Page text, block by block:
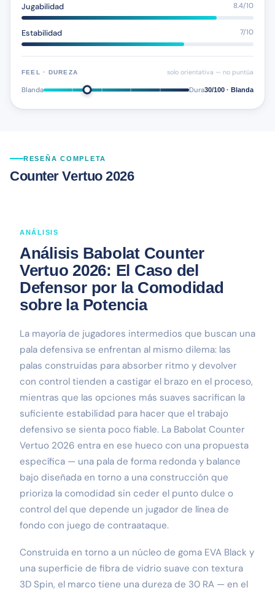
Jugabilidad 8.4/10
Estabilidad 7/10
FEEL · DUREZA solo orientativa — no puntúa
Blanda Dura30/100 · Blanda
RESEÑA COMPLETA
Counter Vertuo 2026
ANÁLISIS
Análisis Babolat Counter
Vertuo 2026: El Caso del
Defensor por la Comodidad
sobre la Potencia
La mayoría de jugadores intermedios que buscan una
pala defensiva se enfrentan al mismo dilema: las
palas construidas para absorber ritmo y devolver
con control tienden a castigar el brazo en el proceso,
mientras que las opciones más suaves sacrifican la
suficiente estabilidad para hacer que el trabajo
defensivo se sienta poco fiable. La Babolat Counter
Vertuo 2026 entra en ese hueco con una propuesta
específica — una pala de forma redonda y balance
bajo diseñada en torno a una construcción que
prioriza la comodidad sin ceder el punto dulce o
control del que depende un jugador de línea de
fondo con juego de contraataque.
Construida en torno a un núcleo de goma EVA Black y
una superficie de fibra de vidrio suave con textura
3D Spin, el marco tiene una dureza de 30 RA — en el